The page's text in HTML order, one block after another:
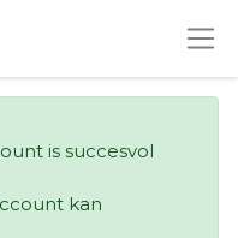
is succesvol
kan